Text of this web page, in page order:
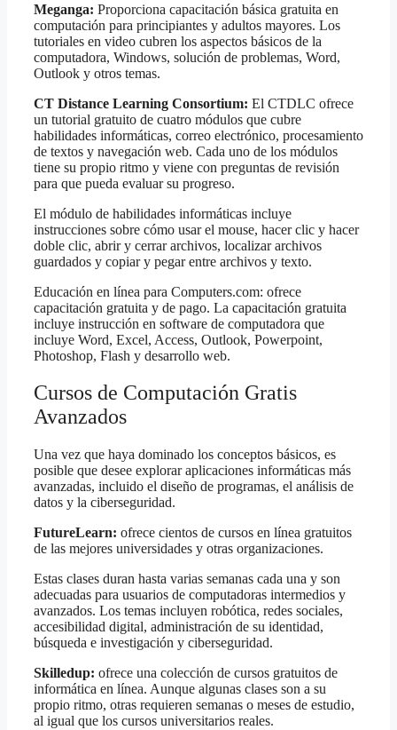
Meganga: Proporciona capacitación básica gratuita en
computación para principiantes y adultos mayores. Los
tutoriales en video cubren los aspectos básicos de la
computadora, Windows, solución de problemas, Word,
Outlook y otros temas.
CT Distance Learning Consortium: El CTDLC ofrece
un tutorial gratuito de cuatro módulos que cubre
habilidades informáticas, correo electrónico, procesamiento
de textos y navegación web. Cada uno de los módulos
tiene su propio ritmo y viene con preguntas de revisión
para que pueda evaluar su progreso.
El módulo de habilidades informáticas incluye
instrucciones sobre cómo usar el mouse, hacer clic y hacer
doble clic, abrir y cerrar archivos, localizar archivos
guardados y copiar y pegar entre archivos y texto.
Educación en línea para Computers.com: ofrece
capacitación gratuita y de pago. La capacitación gratuita
incluye instrucción en software de computadora que
incluye Word, Excel, Access, Outlook, Powerpoint,
Photoshop, Flash y desarrollo web.
Cursos de Computación Gratis
Avanzados
Una vez que haya dominado los conceptos básicos, es
posible que desee explorar aplicaciones informáticas más
avanzadas, incluido el diseño de programas, el análisis de
datos y la ciberseguridad.
FutureLearn: ofrece cientos de cursos en línea gratuitos
de las mejores universidades y otras organizaciones.
Estas clases duran hasta varias semanas cada una y son
adecuadas para usuarios de computadoras intermedios y
avanzados. Los temas incluyen robótica, redes sociales,
accesibilidad digital, administración de su identidad,
búsqueda e investigación y ciberseguridad.
Skilledup: ofrece una colección de cursos gratuitos de
informática en línea. Aunque algunas clases son a su
propio ritmo, otras requieren semanas o meses de estudio,
al igual que los cursos universitarios reales.